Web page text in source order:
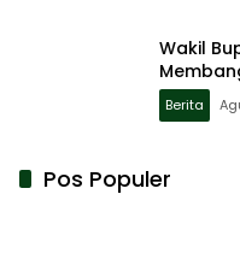
Wakil
Berita
Pos Populer